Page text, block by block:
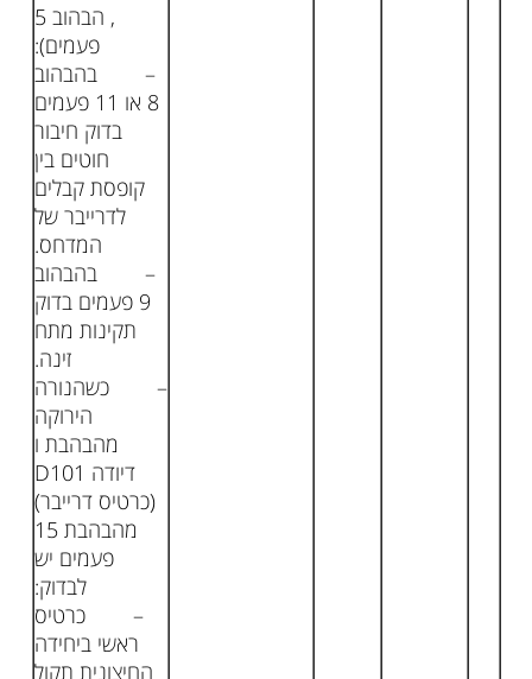
, הבהוב 5
פעמים):
– בהבהוב
8 או 11 פעמים
בדוק חיבור
חוטים בין
קופסת קבלים
לדרייבר של
המדחס.
– בהבהוב
9 פעמים בדוק
תקינות מתח
זינה.
– כשהנורה
הירוקה
מהבהבת ו
דיודה D101
(כרטיס דרייבר)
מהבהבת 15
פעמים יש
לבדוק:
– כרטיס
ראשי ביחידה
החיצונית תקול